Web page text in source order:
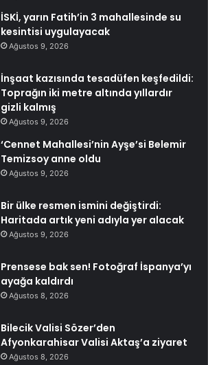
İSKİ, yarın Fatih’in 3 mahallesinde su
kesintisi uygulayacak
Ağustos 9, 2026
İnşaat kazısında tesadüfen keşfedildi:
Toprağın iki metre altında yıllardır
gizli kalmış
Ağustos 9, 2026
‘Cennet Mahallesi’nin Ayşe’si Belemir
Temizsoy anne oldu
Ağustos 9, 2026
Bir ülke resmen ismini değiştirdi:
Haritada artık yeni adıyla yer alacak
Ağustos 9, 2026
Prensese bak sen! Fotoğraf İspanya’yı
ayağa kaldırdı
Ağustos 8, 2026
Bilecik Valisi Sözer’den
Afyonkarahisar Valisi Aktaş’a ziyaret
Ağustos 8, 2026